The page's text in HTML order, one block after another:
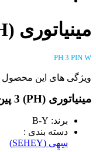
مینیاتوری (PH) 3 پین سیم دار
PH 3 PIN W
ویژگی های این محصول
مینیاتوری (PH) 3 پین سیم دار
برند: B-Y
دسته بندی :
سِهِی (SEHEY)